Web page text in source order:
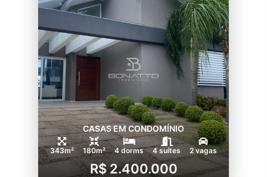
CASAS EM CONDOMÍNIO
343m² 180m² 4 dorms 4 suítes 2 vagas
R$ 2.400.000